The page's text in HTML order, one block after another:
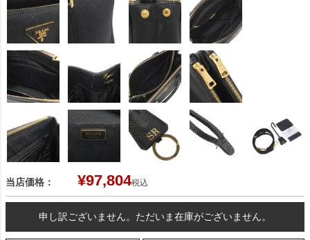
当店価格： ¥97,804税込
申し訳ございません。ただいま在庫がございません。